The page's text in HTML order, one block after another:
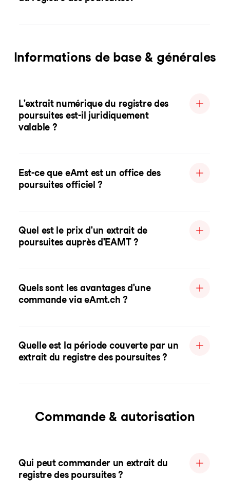
Informations de base & générales
L'extrait numérique du registre des
poursuites est-il juridiquement
valable ?
Est-ce que eAmt est un office des
poursuites officiel ?
Quel est le prix d'un extrait de
poursuites auprès d'EAMT ?
Quels sont les avantages d'une
commande via eAmt.ch ?
Quelle est la période couverte par un
extrait du registre des poursuites ?
Commande & autorisation
Qui peut commander un extrait du
registre des poursuites ?